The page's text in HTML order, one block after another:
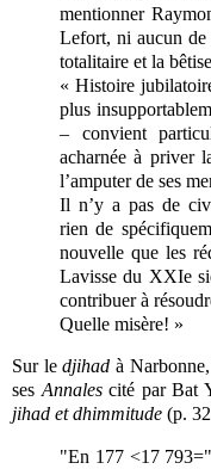
mentionner
Lefort, ni aucun de
totalitaire et la
« Histoire
plus
– convient
acharnée à priver
l’amputer de ses
Il n’y a pas de
rien de
nouvelle que les
Lavisse du XXIe
contribuer à
Quelle misère! »
Sur ledjihadà
sesAnnalescité par Bat
jihad et dhimmitude (p.
"En 177 <17